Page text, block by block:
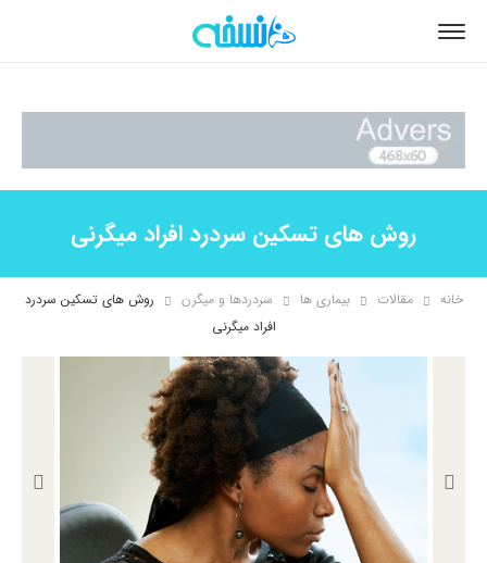
روش های تسکین سردرد افراد میگرنی
خانه مقالات بیماری ها سردردها و میگرن
روش های تسکین سردرد
افراد میگرنی